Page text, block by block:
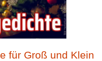
für Groß und Klein